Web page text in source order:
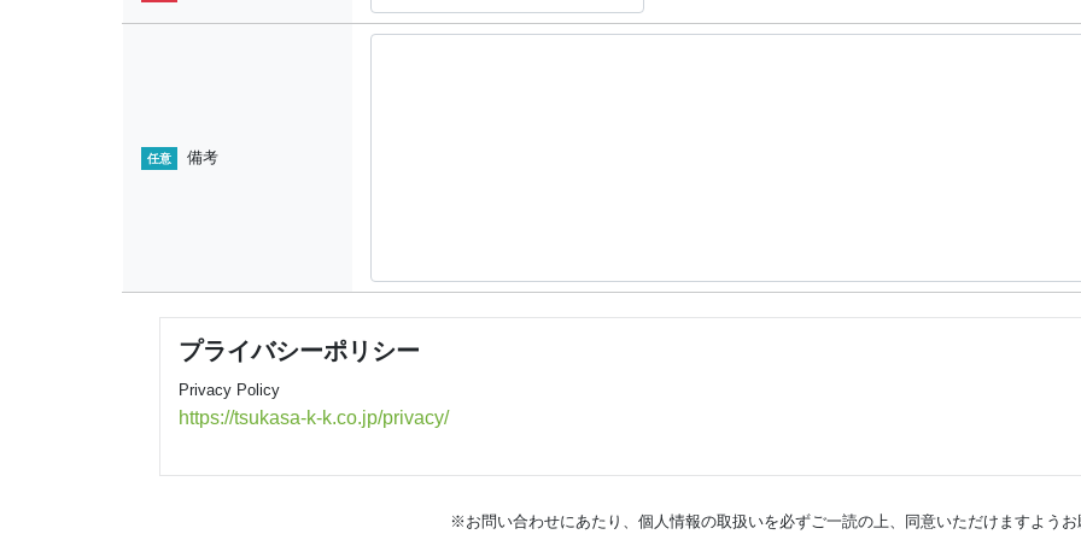
任意 備考
プライバシーポリシー
Privacy Policy
https://tsukasa-k-k.co.jp/privacy/
※お問い合わせにあたり、個人情報の取扱いを必ずご一読の上、同意いただけますようお